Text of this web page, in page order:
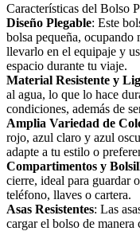
Características del Bolso
Diseño Plegable: Este
bolsa pequeña, ocupando
llevarlo en el equipaje y
espacio durante tu viaje.
Material Resistente y
al agua, lo que lo hace
condiciones, además de
Amplia Variedad de
rojo, azul claro y azul
adapte a tu estilo o
Compartimentos y
cierre, ideal para guardar
teléfono, llaves o cartera.
Asas Resistentes: Las
cargar el bolso de